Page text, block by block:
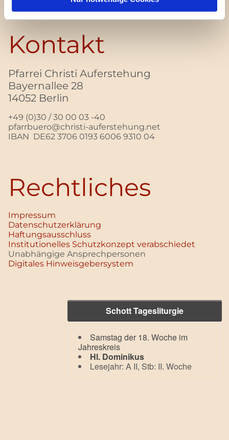
Kontakt
Pfarrei Christi Auferstehung
Bayernallee 28
14052 Berlin
+49 (0)30 / 30 00 03 -40
pfarrbuero@christi-auferstehung.net
IBAN DE62 3706 0193 6006 9310 04
Rechtliches
Impressum
Datenschutz­erklärung
Haftungsausschluss
Institutionelles Schutzkonzept verabschiedet
Unabhängige Ansprechpersonen
Digitales Hinweisgebersystem
Schott Tagesliturgie
Samstag der 18. Woche im
Jahreskreis
Hl. Dominikus
Lesejahr: A II, Stb: II. Woche